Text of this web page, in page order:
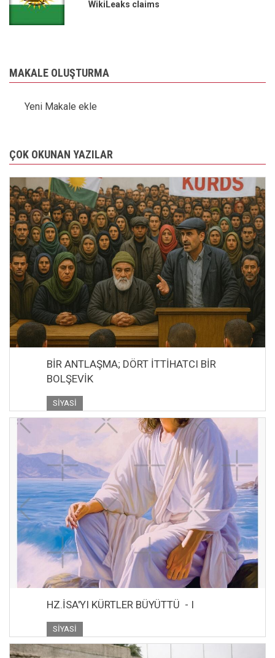
WikiLeaks claims
MAKALE OLUŞTURMA
Yeni Makale ekle
ÇOK OKUNAN YAZILAR
BİR ANTLAŞMA; DÖRT İTTİHATCI BİR
BOLŞEVİK
SIYASI
HZ.İSA'YI KÜRTLER BÜYÜTTÜ - I
SIYASI